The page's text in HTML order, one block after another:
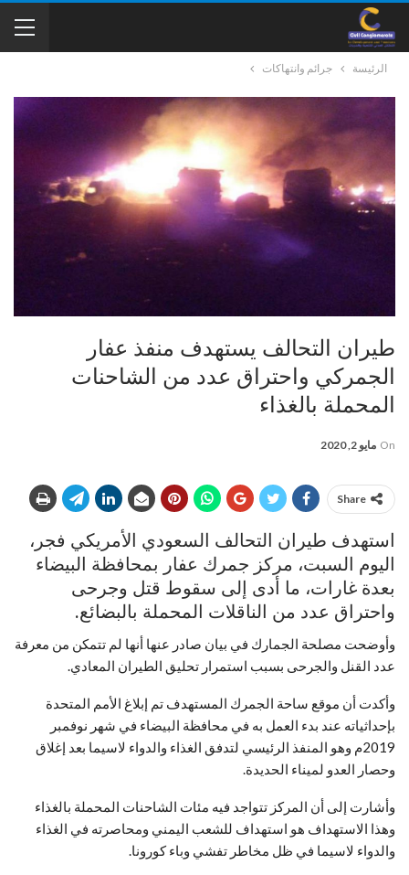
الرئيسة جرائم وانتهاكات
طيران التحالف يستهدف منفذ عفار
الجمركي واحتراق عدد من الشاحنات
المحملة بالغذاء
On مايو 2, 2020
Share
استهدف طيران التحالف السعودي الأمريكي فجر،
اليوم السبت، مركز جمرك عفار بمحافظة البيضاء
بعدة غارات، ما أدى إلى سقوط قتل وجرحى
واحتراق عدد من الناقلات المحملة بالبضائع.
وأوضحت مصلحة الجمارك في بيان صادر عنها أنها لم تتمكن من معرفة
عدد القنل والجرحى بسبب استمرار تحليق الطيران المعادي.
وأكدت أن موقع ساحة الجمرك المستهدف تم إبلاغ الأمم المتحدة
بإحداثياته عند بدء العمل به في محافظة البيضاء في شهر نوفمبر
2019م وهو المنفذ الرئيسي لتدفق الغذاء والدواء لاسيما بعد إغلاق
وحصار العدو لميناء الحديدة.
وأشارت إلى أن المركز تتواجد فيه مئات الشاحنات المحملة بالغذاء
وهذا الاستهداف هو استهداف للشعب اليمني ومحاصرته في الغذاء
والدواء لاسيما في ظل مخاطر تفشي وباء كورونا.